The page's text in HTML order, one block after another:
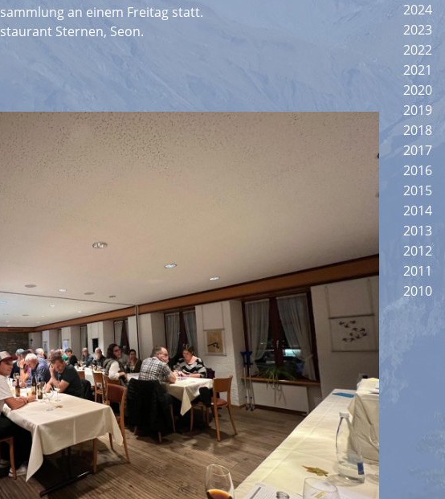
an einem Freitag statt.
Sternen, Seon.
2024
2023
2022
2021
2020
2019
2018
2017
2016
2015
2014
2013
2012
2011
2010